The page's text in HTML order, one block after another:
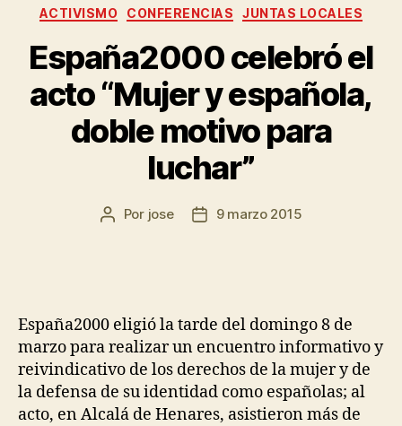
ACTIVISMO CONFERENCIAS JUNTAS LOCALES
España2000 celebró el
acto “Mujer y española,
doble motivo para
luchar”
Por jose 9 marzo 2015
España2000 eligió la tarde del domingo 8 de
marzo para realizar un encuentro informativo y
reivindicativo de los derechos de la mujer y de
la defensa de su identidad como españolas; al
acto, en Alcalá de Henares, asistieron más de